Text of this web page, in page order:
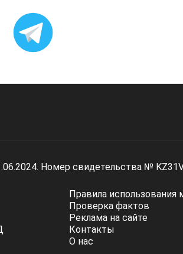
Номер свидетельства №
Правила использования
Проверка фактов
Реклама на сайте
Контакты
О нас